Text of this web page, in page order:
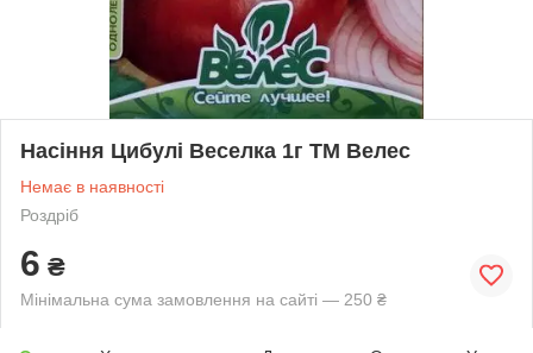
Насіння Цибулі Веселка 1г ТМ Велес
Немає в наявності
Роздріб
6 ₴
Мінімальна сума замовлення на сайті — 250 ₴